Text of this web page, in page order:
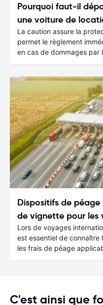
Pourquoi faut-il
une voiture de
La caution assure la
permet le règlement
en cas de dommages par
Dispositifs de
de vignette pour les
Lors de voyages
est essentiel de connaître
les frais de péage
C'est ainsi que